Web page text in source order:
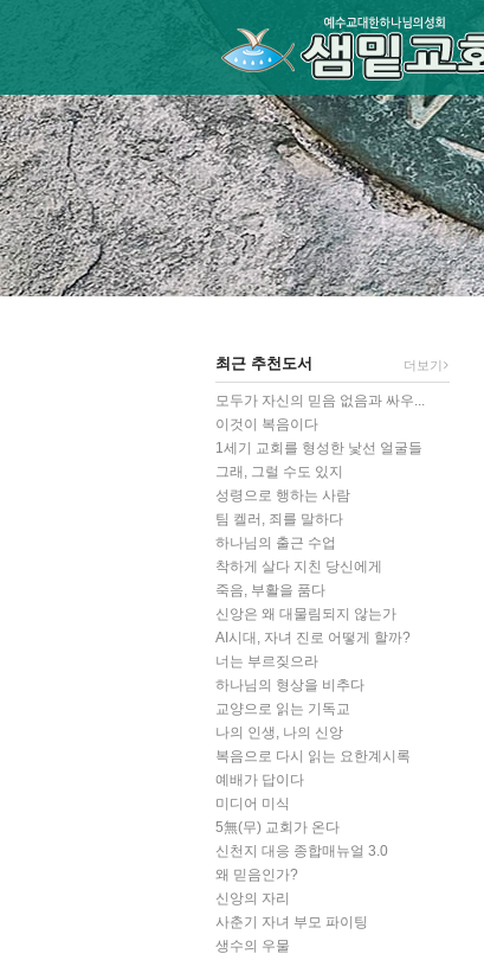
최근 추천도서 더보기
모두가 자신의 믿음 없음과 싸우...
이것이 복음이다
1세기 교회를 형성한 낯선 얼굴들
그래, 그럴 수도 있지
성령으로 행하는 사람
팀 켈러, 죄를 말하다
하나님의 출근 수업
착하게 살다 지친 당신에게
죽음, 부활을 품다
신앙은 왜 대물림되지 않는가
AI시대, 자녀 진로 어떻게 할까?
너는 부르짖으라
하나님의 형상을 비추다
교양으로 읽는 기독교
나의 인생, 나의 신앙
복음으로 다시 읽는 요한계시록
예배가 답이다
미디어 미식
5無(무) 교회가 온다
신천지 대응 종합매뉴얼 3.0
왜 믿음인가?
신앙의 자리
사춘기 자녀 부모 파이팅
생수의 우물
Sketchbook5, 스케치북5
Sketchbook5, 스케치북5
Sketchbook5, 스케치북5
Sketchbook5, 스케치북5